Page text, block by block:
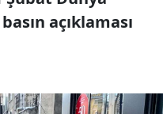
açıklaması